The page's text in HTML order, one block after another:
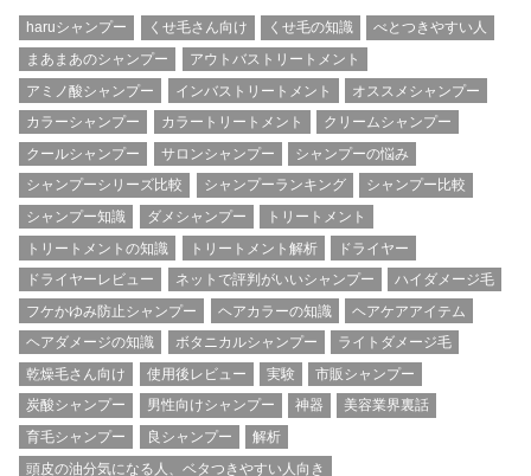
haruシャンプー くせ毛さん向け くせ毛の知識
べとつきやすい人
まあまあのシャンプー
アウトバストリートメント
アミノ酸シャンプー
インバストリートメント
オススメシャンプー
カラーシャンプー
カラートリートメント
クリームシャンプー
クールシャンプー
サロンシャンプー
シャンプーの悩み
シャンプーシリーズ比較
シャンプーランキング
シャンプー比較
シャンプー知識
ダメシャンプー
トリートメント
トリートメントの知識
トリートメント解析
ドライヤー
ドライヤーレビュー
ネットで評判がいいシャンプー
ハイダメージ毛
フケかゆみ防止シャンプー
ヘアカラーの知識
ヘアケアアイテム
ヘアダメージの知識
ボタニカルシャンプー
ライトダメージ毛
乾燥毛さん向け
使用後レビュー 実験
市販シャンプー
炭酸シャンプー
男性向けシャンプー 神器
美容業界裏話
育毛シャンプー
良シャンプー
解析
頭皮の油分気になる人、ベタつきやすい人向き